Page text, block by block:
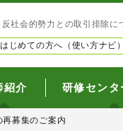
反社会的勢力との取引排除に
はじめての方へ（使い方ナビ）
紹介 研修センタ
募集のご案内